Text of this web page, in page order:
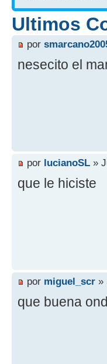
Ultimos
por
nesecito el
por lucianoSL »
que le hiciste
por miguel_scr »
que buena